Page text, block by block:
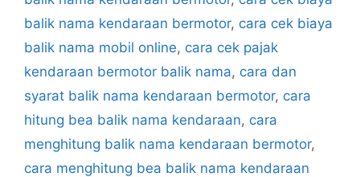
balik nama kendaraan bermotor, cara cek biaya
balik nama mobil online, cara cek pajak
kendaraan bermotor balik nama, cara dan
syarat balik nama kendaraan bermotor, cara
hitung bea balik nama kendaraan, cara
menghitung balik nama kendaraan bermotor,
cara menghitung bea balik nama kendaraan